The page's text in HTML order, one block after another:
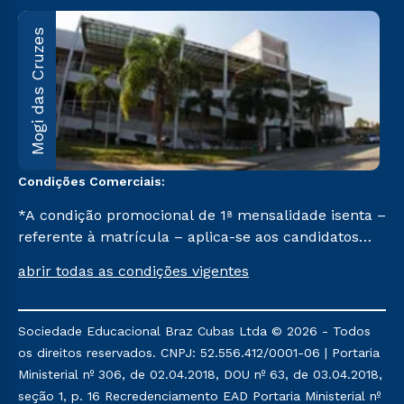
Mogi das Cruzes
Condições Comerciais:
*A condição promocional de 1ª mensalidade isenta –
referente à matrícula – aplica-se aos candidatos
na prova on-line ou agendada, que ofertam bolsas
semestre de 2023, que ainda não tenham efetivado
e/ou não tenham cancelado ou trancado sua
matrícula em uma das Instituições da Cruzeiro do
Sul Educacional, no período de um ano. Tais
abrir todas as condições vigentes
Sociedade Educacional Braz Cubas Ltda © 2026 - Todos
os direitos reservados. CNPJ: 52.556.412/0001-06 | Portaria
Ministerial nº 306, de 02.04.2018, DOU nº 63, de 03.04.2018,
seção 1, p. 16 Recredenciamento EAD Portaria Ministerial nº